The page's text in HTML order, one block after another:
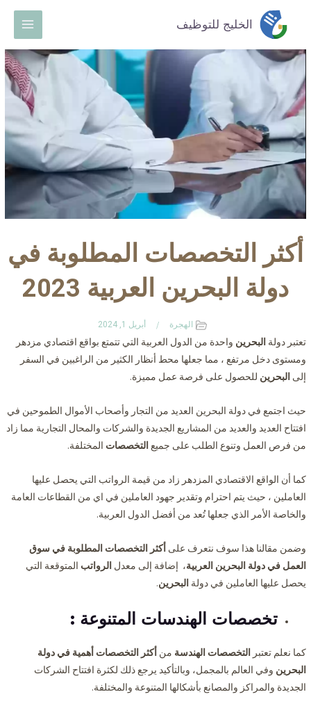
الخليج للتوظيف
Main
Menu
أكثر التخصصات المطلوبة في
دولة البحرين العربية 2023
الهجرة أبريل 1, 2024
تعتبر دولة البحرين واحدة من الدول العربية التي تتمتع بواقع اقتصادي مزدهر
ومستوى دخل مرتفع ، مما جعلها محط أنظار الكثير من الراغبين في السفر
إلى البحرين للحصول على فرصة عمل مميزة.
حيث اجتمع في دولة البحرين العديد من التجار وأصحاب الأموال الطموحين في
افتتاح العديد والعديد من المشاريع الجديدة والشركات والمحال التجارية مما زاد
من فرص العمل وتنوع الطلب على جميع التخصصات المختلفة.
كما أن الواقع الاقتصادي المزدهر زاد من قيمة الرواتب التي يحصل عليها
العاملين ، حيث يتم احترام وتقدير جهود العاملين في اي من القطاعات العامة
والخاصة الأمر الذي جعلها تُعد من أفضل الدول العربية.
وضمن مقالنا هذا سوف نتعرف على أكثر التخصصات المطلوبة في سوق
العمل في دولة البحرين العربية، إضافة إلى معدل الرواتب المتوقعة التي
يحصل عليها العاملين في دولة البحرين.
تخصصات الهندسات المتنوعة :
كما نعلم تعتبر التخصصات الهندسة من أكثر التخصصات أهمية في دولة
البحرين وفي العالم بالمجمل، وبالتأكيد يرجع ذلك لكثرة افتتاح الشركات
الجديدة والمراكز والمصانع بأشكالها المتنوعة والمختلفة.